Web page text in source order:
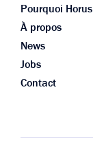
Pourquoi
À propos
News
Jobs
Contact